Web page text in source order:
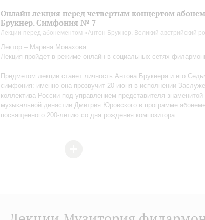
Онлайн лекция перед четвертым концертом
Брукнер. Симфония № 7
Лекции перед абонементом «Антон Брукнер. Великий австрийский
Лектор – Марина Монахова
Лекция пройдет в режиме онлайн в социальных сетях
Предметом лекции станет личность Антона Брукнера и его
симфония: именно она прозвучит 20 июня в исполнении
коллектива России под управлением представителя знаменитой
музыкальной династии Дмитрия Юровского в программе
посвященного 200-летию со дня рождения композитора.